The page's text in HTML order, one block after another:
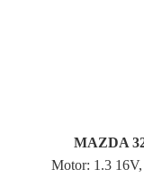
MAZDA
Motor: 1.3